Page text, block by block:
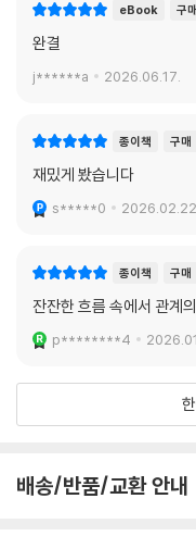
eBook 구매
완결
j******a 2026.06.17.
종이책 구매
재밌게 봤습니다
s*****0 2026.02.22.
종이책 구매
잔잔한 흐름 속에서 관계
p********4
배송/반품/교환 안내